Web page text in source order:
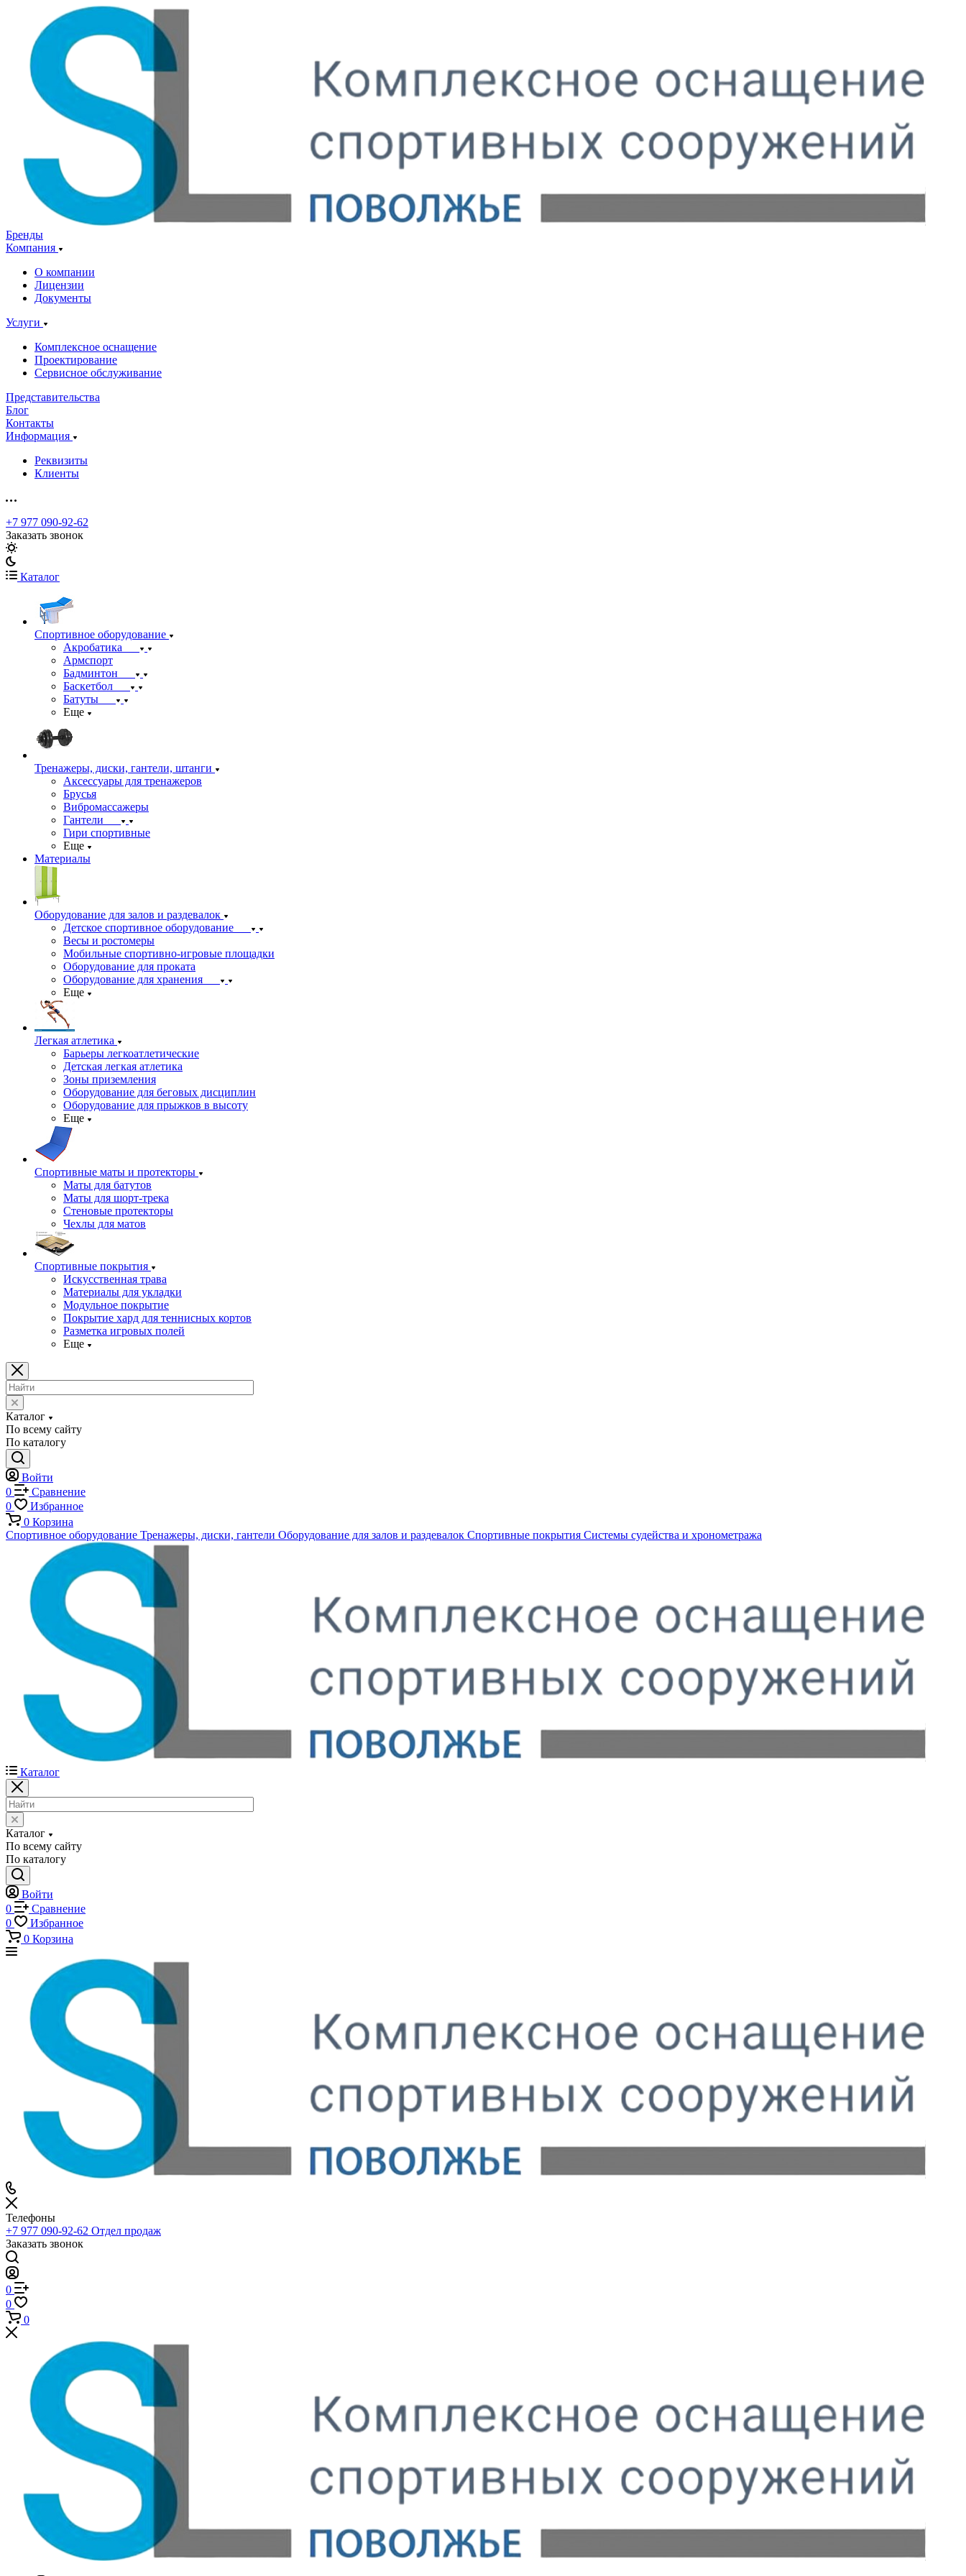
Бренды
Компания
О компании
Лицензии
Документы
Услуги
Комплексное оснащение
Проектирование
Сервисное обслуживание
Представительства
Блог
Контакты
Информация
Реквизиты
Клиенты
+7 977 090-92-62
Заказать звонок
Каталог
Спортивное оборудование
Акробатика
Армспорт
Бадминтон
Баскетбол
Батуты
Еще
Тренажеры, диски, гантели, штанги
Аксессуары для тренажеров
Брусья
Вибромассажеры
Гантели
Гири спортивные
Еще
Материалы
Оборудование для залов и раздевалок
Детское спортивное оборудование
Весы и ростомеры
Мобильные спортивно-игровые площадки
Оборудование для проката
Оборудование для хранения
Еще
Легкая атлетика
Барьеры легкоатлетические
Детская легкая атлетика
Зоны приземления
Оборудование для беговых дисциплин
Оборудование для прыжков в высоту
Еще
Спортивные маты и протекторы
Маты для батутов
Маты для шорт-трека
Стеновые протекторы
Чехлы для матов
Спортивные покрытия
Искусственная трава
Материалы для укладки
Модульное покрытие
Покрытие хард для теннисных кортов
Разметка игровых полей
Еще
Каталог
По всему сайту
По каталогу
Войти
0
Сравнение
0
Избранное
0 Корзина
Спортивное оборудование Тренажеры, диски, гантели Оборудование для залов и раздевалок Спортивные покрытия Системы судейства и хронометража
Каталог
Каталог
По всему сайту
По каталогу
Войти
0
Сравнение
0
Избранное
0 Корзина
Телефоны
+7 977 090-92-62 Отдел продаж
Заказать звонок
0
0
0